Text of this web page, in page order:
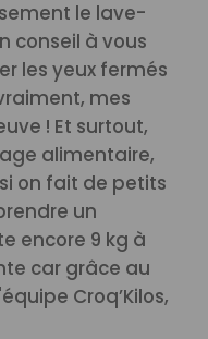
le lave-
conseil à vous
les yeux fermés
mes
! Et surtout,
alimentaire,
on fait de petits
un
encore 9 kg à
car grâce au
Croq’Kilos,